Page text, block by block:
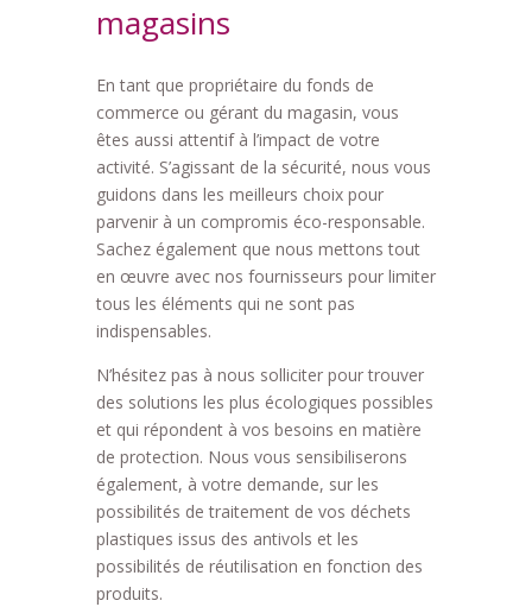
magasins
En tant que propriétaire du fonds de
commerce ou gérant du magasin, vous
êtes aussi attentif à l’impact de votre
activité. S’agissant de la sécurité, nous vous
guidons dans les meilleurs choix pour
parvenir à un compromis éco-responsable.
Sachez également que nous mettons tout
en œuvre avec nos fournisseurs pour limiter
tous les éléments qui ne sont pas
indispensables.
N’hésitez pas à nous solliciter pour trouver
des solutions les plus écologiques possibles
et qui répondent à vos besoins en matière
de protection. Nous vous sensibiliserons
également, à votre demande, sur les
possibilités de traitement de vos déchets
plastiques issus des antivols et les
possibilités de réutilisation en fonction des
produits.